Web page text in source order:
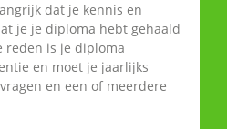
dat je kennis en
je je diploma hebt gehaald
reden is je diploma
en moet je jaarlijks
en een of meerdere